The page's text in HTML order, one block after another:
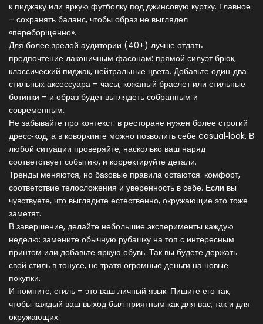
к пиджаку или яркую футболку под джинсовую куртку. Главное
– сохранять баланс, чтобы образ не выглядел
«переборщенно».
Для более зрелой аудитории (40+) лучше отдать
предпочтение лаконичным фасонам: прямой силуэт брюк,
классический пиджак, нейтральные цвета. Добавьте один‑два
стильных аксессуара – часы, кожаный браслет или стильные
ботинки – и образ будет выглядеть собранным и
современным.
Не забывайте про контекст: в ресторане нужен более строгий
дресс‑код, а в коворкинге можно позволить себе casual‑look. В
любой ситуации проверяйте, насколько ваш наряд
соответствует событию, и корректируйте детали.
Тренды меняются, но базовые правила остаются: комфорт,
соответствие телосложения и уверенность в себе. Если вы
чувствуете, что выглядите естественно, окружающие это тоже
заметят.
В завершение, делайте небольшие эксперименты каждую
неделю: замените обычную рубашку на топ с интересным
принтом или добавьте яркую обувь. Так вы будете держать
свой стиль в тонусе, не тратя огромные деньги на новые
покупки.
И помните, стиль – это ваш личный язык. Пишите его так,
чтобы каждый ваш выход был приятным как для вас, так и для
окружающих.